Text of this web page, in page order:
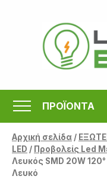
περιεχόμενο
ΠΡΟΪΟΝΤΑ
Αρχική σελίδα/
LED / Προβολείς Led
Λευκός SMD 20W
Λευκό